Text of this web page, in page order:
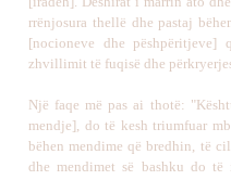
rrënjosura thellë dhe pastaj
[nocioneve dhe
zhvillimit të fuqisë dhe
Një faqe më pas ai thotë:
mendje], do të kesh triumfuar
bëhen mendime që bredhin, të
dhe mendimet së bashku do